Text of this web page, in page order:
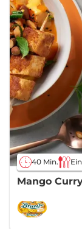
40 Min.
Mango